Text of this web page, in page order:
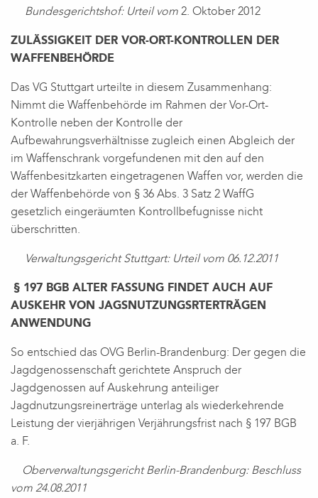
Bundesgerichtshof: Urteil vom 2. Oktober 2012
ZULÄSSIGKEIT DER VOR-ORT-KONTROLLEN DER
WAFFENBEHÖRDE
Das VG Stuttgart urteilte in diesem Zusammenhang:
Nimmt die Waffenbehörde im Rahmen der Vor-Ort-
Kontrolle neben der Kontrolle der
Aufbewahrungsverhältnisse zugleich einen Abgleich der
im Waffenschrank vorgefundenen mit den auf den
Waffenbesitzkarten eingetragenen Waffen vor, werden die
der Waffenbehörde von § 36 Abs. 3 Satz 2 WaffG
gesetzlich eingeräumten Kontrollbefugnisse nicht
überschritten.
Verwaltungsgericht Stuttgart: Urteil vom 06.12.2011
§ 197 BGB ALTER FASSUNG FINDET AUCH AUF
AUSKEHR VON JAGSNUTZUNGSRTERTRÄGEN
ANWENDUNG
So entschied das OVG Berlin-Brandenburg: Der gegen die
Jagdgenossenschaft gerichtete Anspruch der
Jagdgenossen auf Auskehrung anteiliger
Jagdnutzungsreinerträge unterlag als wiederkehrende
Leistung der vierjährigen Verjährungsfrist nach § 197 BGB
a. F.
Oberverwaltungsgericht Berlin-Brandenburg: Beschluss
vom 24.08.2011